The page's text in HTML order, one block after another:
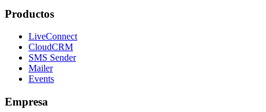
Productos
LiveConnect
CloudCRM
SMS Sender
Mailer
Events
Empresa